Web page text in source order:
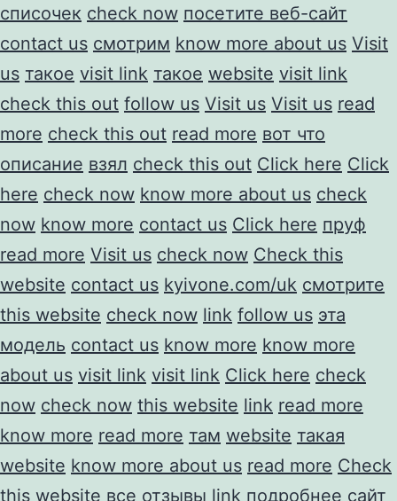
списочек check now посетите веб-сайт
contact us смотрим know more about us Visit
us такое visit link такое website visit link
check this out follow us Visit us Visit us read
more check this out read more вот что
описание взял check this out Click here Click
here check now know more about us check
now know more contact us Click here пруф
read more Visit us check now Check this
website contact us kyivone.com/uk смотрите
this website check now link follow us эта
модель contact us know more know more
about us visit link visit link Click here check
now check now this website link read more
know more read more там website такая
website know more about us read more Check
this website все отзывы link подробнее сайт